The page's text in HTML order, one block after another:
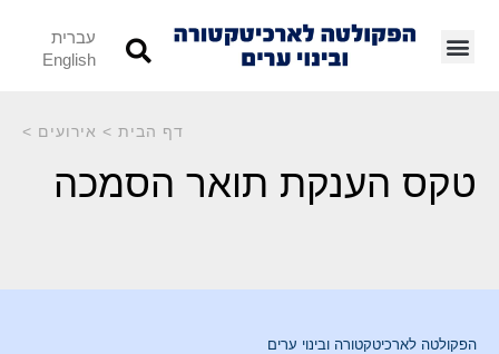
עברית
English
דף הבית > אירועים >
טקס הענקת תואר הסמכה
הפקולטה לארכיטקטורה ובינוי ערים